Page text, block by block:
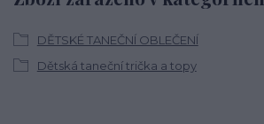
DĚTSKÉ TANEČNÍ OBLEČENÍ
Dětská taneční trička a topy